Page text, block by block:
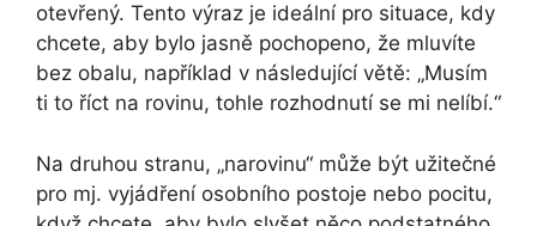
otevřený. Tento výraz je ideální pro situace, kdy
chcete, aby bylo jasně pochopeno, že mluvíte
bez obalu, například v následující větě: „Musím
ti to říct na rovinu, tohle rozhodnutí se mi nelíbí.“
Na druhou stranu, „narovinu“ může být užitečné
pro mj. vyjádření osobního postoje nebo pocitu,